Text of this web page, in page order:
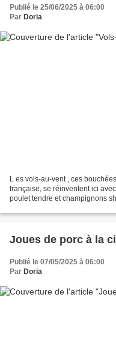
Publié le 25/06/2025 à 06:00
Par Doria
L es vols-au-vent , ces
française, se réinventent ici
poulet tendre et champignons
Joues de porc à la
Publié le 07/05/2025 à 06:00
Par Doria